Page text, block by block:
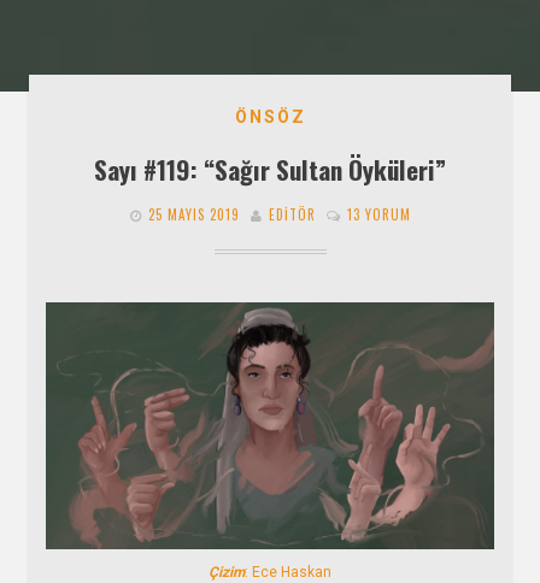
ÖNSÖZ
Sayı #119: “Sağır Sultan Öyküleri”
25 MAYIS 2019 EDITÖR 13 YORUM
Çizim: Ece Haskan